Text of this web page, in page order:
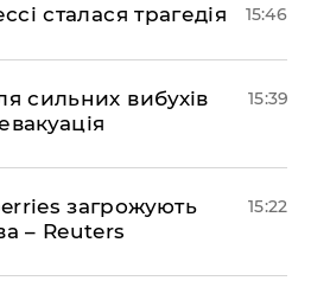
сталася трагедія 15:46
сильних вибухів
15:39
загрожують
– Reuters
15:22